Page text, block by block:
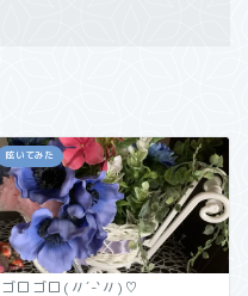
呟いてみた
ゴロゴロ(〃´-`〃)♡